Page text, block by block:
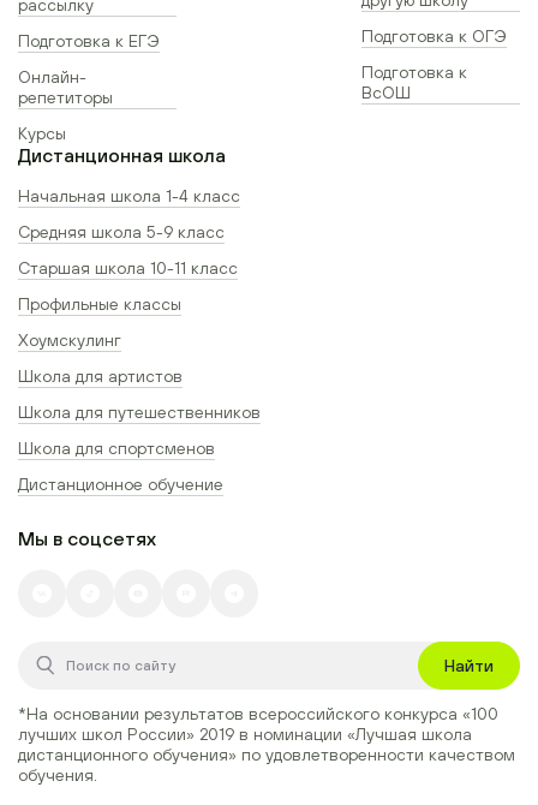
рассылку
Подготовка к ЕГЭ
Онлайн-
репетиторы
Курсы
Подготовка к ОГЭ
Подготовка к
ВсОШ
Дистанционная школа
Начальная школа 1-4 класс
Средняя школа 5-9 класс
Старшая школа 10-11 класс
Профильные классы
Хоумскулинг
Школа для артистов
Школа для путешественников
Школа для спортсменов
Дистанционное обучение
Мы в соцсетях
Найти
*На основании результатов всероссийского конкурса «100
лучших школ России» 2019 в номинации «Лучшая школа
дистанционного обучения» по удовлетворенности качеством
обучения.